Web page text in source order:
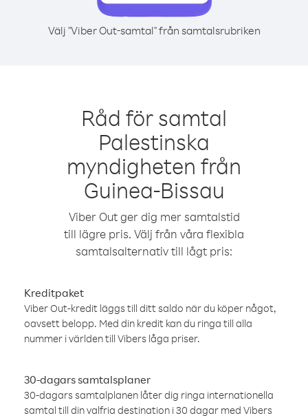
Välj "Viber Out-samtal" från samtalsrubriken
Råd för samtal
Palestinska
myndigheten från
Guinea-Bissau
Viber Out ger dig mer samtalstid
till lägre pris. Välj från våra flexibla
samtalsalternativ till lågt pris:
Kreditpaket
Viber Out-kredit läggs till ditt saldo när du köper något,
oavsett belopp. Med din kredit kan du ringa till alla
nummer i världen till Vibers låga priser.
30-dagars samtalsplaner
30-dagars samtalplanen låter dig ringa internationella
samtal till din valfria destination i 30 dagar med Vibers